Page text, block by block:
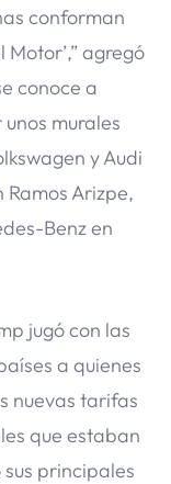
conforman
agregó
conoce a
murales
y Audi
Arizpe,
Benz en
jugó con las
a quienes
nuevas tarifas
que estaban
principales